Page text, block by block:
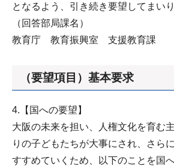
となるよう、引き続き要望してまいり
（回答部局課名）
教育庁 教育振興室 支援教育課
（要望項目）基本要求
4.【国への要望】
大阪の未来を担い、人権文化を育む
りの子どもたちが大事にされ、さら
すすめていくため、以下のことを国